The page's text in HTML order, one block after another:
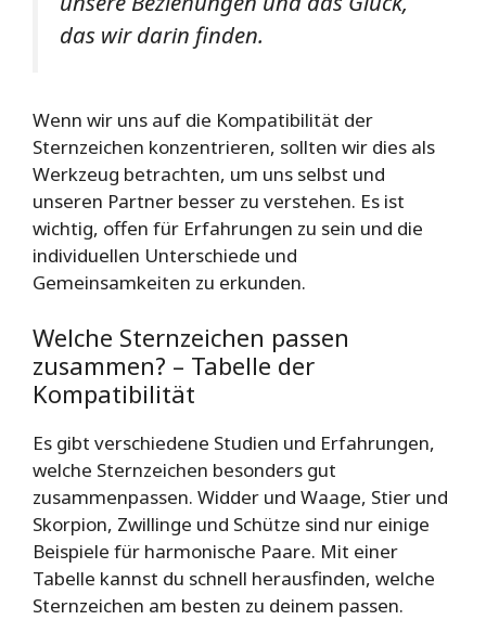
das wir darin finden.
Wenn wir uns auf die Kompatibilität der
Sternzeichen konzentrieren, sollten wir dies als
Werkzeug betrachten, um uns selbst und
unseren Partner besser zu verstehen. Es ist
wichtig, offen für Erfahrungen zu sein und die
individuellen Unterschiede und
Gemeinsamkeiten zu erkunden.
Welche Sternzeichen passen
zusammen? – Tabelle der
Kompatibilität
Es gibt verschiedene Studien und Erfahrungen,
welche Sternzeichen besonders gut
zusammenpassen. Widder und Waage, Stier und
Skorpion, Zwillinge und Schütze sind nur einige
Beispiele für harmonische Paare. Mit einer
Tabelle kannst du schnell herausfinden, welche
Sternzeichen am besten zu deinem passen.